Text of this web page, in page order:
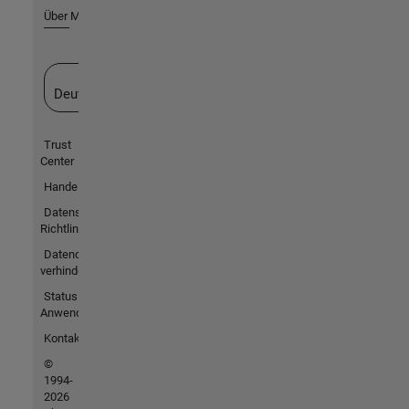
Über MathWorks
Deutschland
Trust
Center
Handelsmarken
Datenschutz-
Richtlinien
Datendiebstahl
verhindern
Status von
Anwendungen
Kontakt
©
1994-
2026